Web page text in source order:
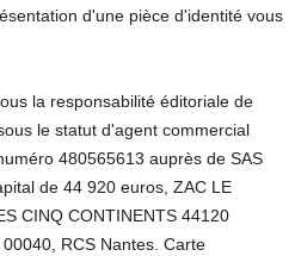
d'une pièce d'identité vous
la responsabilité éditoriale de
le statut d'agent commercial
480565613 auprès de SAS
de 44 920 euros, ZAC LE
CINQ CONTINENTS 44120
RCS Nantes. Carte